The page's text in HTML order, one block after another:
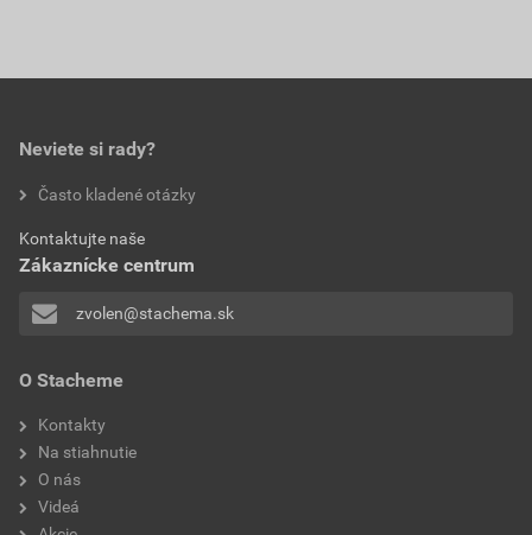
O Stacheme
Kontakty
Na stiahnutie
O nás
Videá
Neviete si rady?
Často kladené otázky
Kontaktujte naše
Zákaznícke centrum
zvolen@stachema.sk